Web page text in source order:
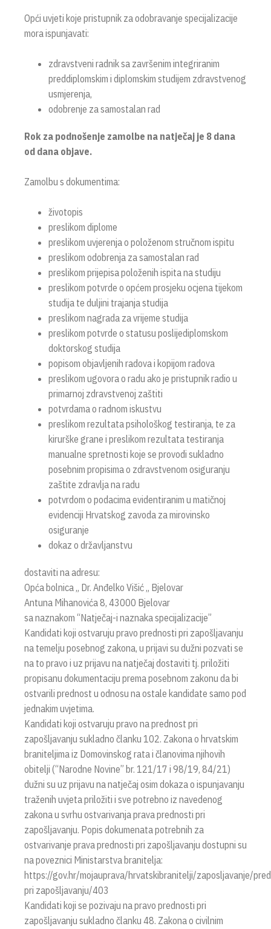
Opći uvjeti koje pristupnik za odobravanje specijalizacije
mora ispunjavati:
zdravstveni radnik sa završenim integriranim
preddiplomskim i diplomskim studijem zdravstvenog
usmjerenja,
odobrenje za samostalan rad
Rok za podnošenje zamolbe na natječaj je 8 dana
od dana objave.
Zamolbu s dokumentima:
životopis
preslikom diplome
preslikom uvjerenja o položenom stručnom ispitu
preslikom odobrenja za samostalan rad
preslikom prijepisa položenih ispita na studiju
preslikom potvrde o općem prosjeku ocjena tijekom
studija te duljini trajanja studija
preslikom nagrada za vrijeme studija
preslikom potvrde o statusu poslijediplomskom
doktorskog studija
popisom objavljenih radova i kopijom radova
preslikom ugovora o radu ako je pristupnik radio u
primarnoj zdravstvenoj zaštiti
potvrdama o radnom iskustvu
preslikom rezultata psihološkog testiranja, te za
kirurške grane i preslikom rezultata testiranja
manualne spretnosti koje se provodi sukladno
posebnim propisima o zdravstvenom osiguranju
zaštite zdravlja na radu
potvrdom o podacima evidentiranim u matičnoj
evidenciji Hrvatskog zavoda za mirovinsko
osiguranje
dokaz o državljanstvu
dostaviti na adresu:
Opća bolnica „ Dr. Anđelko Višić „ Bjelovar
Antuna Mihanovića 8, 43000 Bjelovar
sa naznakom “Natječaj-i naznaka specijalizacije”
Kandidati koji ostvaruju pravo prednosti pri zapošljavanju
na temelju posebnog zakona, u prijavi su dužni pozvati se
na to pravo i uz prijavu na natječaj dostaviti tj. priložiti
propisanu dokumentaciju prema posebnom zakonu da bi
ostvarili prednost u odnosu na ostale kandidate samo pod
jednakim uvjetima.
Kandidati koji ostvaruju pravo na prednost pri
zapošljavanju sukladno članku 102. Zakona o hrvatskim
braniteljima iz Domovinskog rata i članovima njihovih
obitelji (“Narodne Novine” br. 121/17 i 98/19, 84/21)
dužni su uz prijavu na natječaj osim dokaza o ispunjavanju
traženih uvjeta priložiti i sve potrebno iz navedenog
zakona u svrhu ostvarivanja prava prednosti pri
zapošljavanju. Popis dokumenata potrebnih za
ostvarivanje prava prednosti pri zapošljavanju dostupni su
na poveznici Ministarstva branitelja:
https://gov.hr/mojauprava/hrvatskibranitelji/zaposljavanje/
pri zapošljavanju/403
Kandidati koji se pozivaju na pravo prednosti pri
zapošljavanju sukladno članku 48. Zakona o civilnim